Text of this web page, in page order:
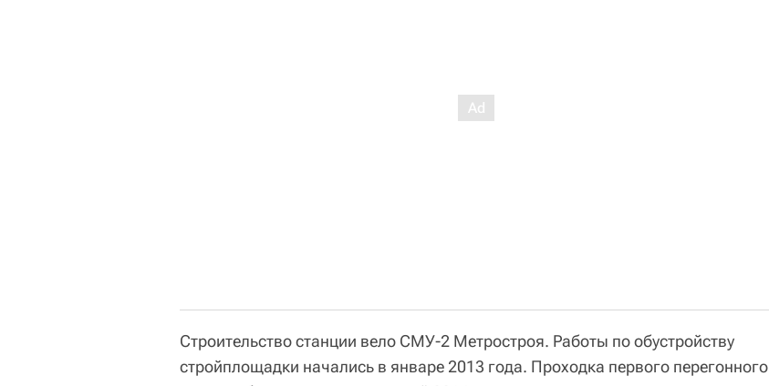
Строительство станции вело СМУ-2 Метростроя. Работы по обустройству
стройплощадки начались в январе 2013 года. Проходка первого перегонного